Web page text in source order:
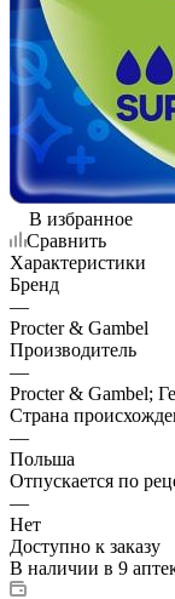
В избранное
Сравнить
Характеристики
Бренд
—
Procter & Gambel
Производитель
—
Procter & Gambel;
Страна
—
Польша
Отпускается по
—
Нет
Доступно к заказу
В наличии в 9